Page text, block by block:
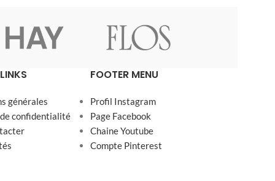
générales
confidentialité
FOOTER MENU
Profil Instagram
Page Facebook
Chaine Youtube
Compte Pinterest